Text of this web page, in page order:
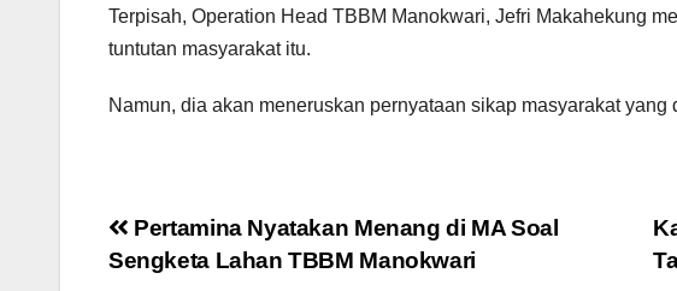
Terpisah, Operation Head TBBM Manokwari, Jefri Makahekung
tuntutan masyarakat itu.
Namun, dia akan meneruskan pernyataan sikap masyarakat
Post
Pertamina Nyatakan Menang di MA Soal
Sengketa Lahan TBBM Manokwari